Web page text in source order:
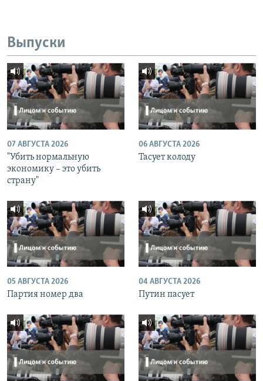
Выпуски
07 АВГУСТА 2026
"Убить нормальную
экономику – это убить
страну"
06 АВГУСТА 2026
Тасует колоду
05 АВГУСТА 2026
Партия номер два
04 АВГУСТА 2026
Путин пасует